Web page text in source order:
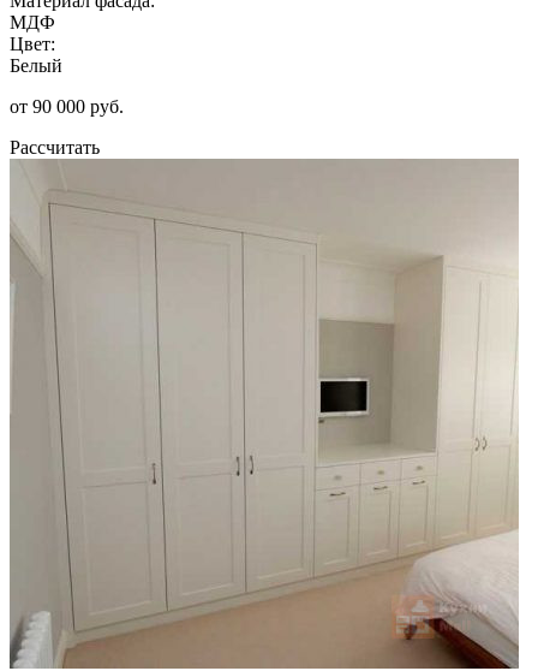
МДФ
Цвет:
Белый
от 90 000 руб.
Рассчитать